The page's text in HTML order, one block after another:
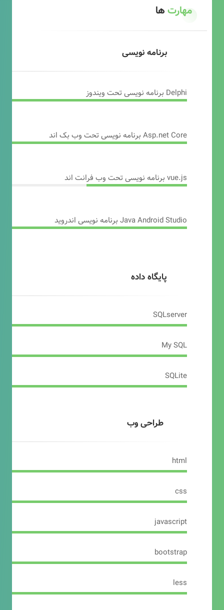
مهارتها
برنامه نویسی
Delphi برنامه نویسی تحت ویندوز
Asp.net Core برنامه نویسی تحت وب بک اند
vue.js برنامه نویسی تحت وب فرانت اند
Java Android Studio برنامه نویسی اندروید
پایگاه داده
SQLserver
My SQL
SQLite
طراحی وب
html
css
javascript
bootstrap
less